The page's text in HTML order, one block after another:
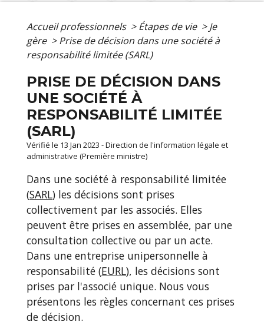
Accueil professionnels > Étapes de vie > Je
gère > Prise de décision dans une société à
responsabilité limitée (SARL)
PRISE DE DÉCISION DANS
UNE SOCIÉTÉ À
RESPONSABILITÉ LIMITÉE
(SARL)
Vérifié le 13 Jan 2023 - Direction de l'information légale et
administrative (Première ministre)
Dans une société à responsabilité limitée
(SARL) les décisions sont prises
collectivement par les associés. Elles
peuvent être prises en assemblée, par une
consultation collective ou par un acte.
Dans une entreprise unipersonnelle à
responsabilité (EURL), les décisions sont
prises par l'associé unique. Nous vous
présentons les règles concernant ces prises
de décision.